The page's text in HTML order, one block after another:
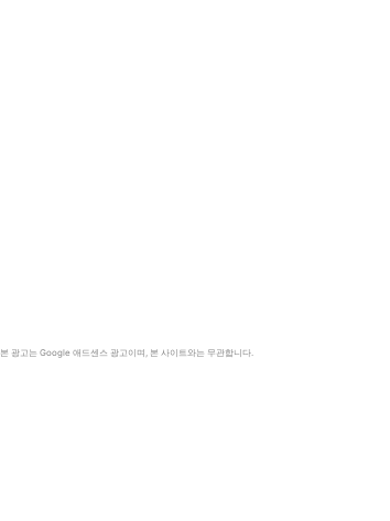
본 광고는 Google 애드센스 광고이며, 본 사이트와는 무관합니다.